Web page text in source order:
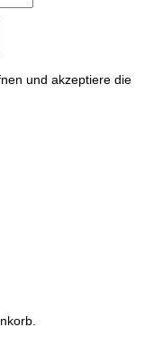
und akzeptiere die